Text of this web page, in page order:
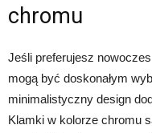
chromu
Jeśli preferujesz
mogą być doskonałym
minimalistyczny design
Klamki w kolorze chromu